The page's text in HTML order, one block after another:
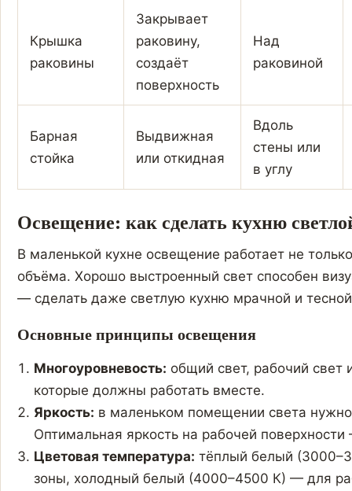
Крышка
раковины
Закрывает
раковину,
создаёт
поверхность
Над
раковиной
Барная
стойка
Выдвижная
или откидная
Вдоль
стены или
в углу
Освещение: как сделать кухню
В маленькой кухне освещение работает не
объёма. Хорошо выстроенный свет способен
— сделать даже светлую кухню мрачной и
Основные принципы освещения
Многоуровневость: общий свет, рабочий свет
которые должны работать вместе.
Яркость: в маленьком помещении света
Оптимальная яркость на рабочей
Цветовая температура: тёплый белый
зоны, холодный белый (4000–4500 К) — для